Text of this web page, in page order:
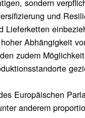
sondern
und
Lieferketten
Abhängigkeit
zudem
Europäischen
anderem